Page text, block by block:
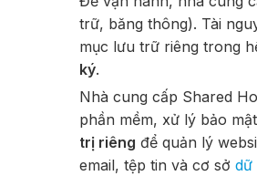
trữ, băng thông). Tài
mục lưu trữ riêng trong
ký.
Nhà cung cấp Shared
phần mềm, xử lý bảo
trị riêng để quản lý
email, tệp tin và cơ sở dữ